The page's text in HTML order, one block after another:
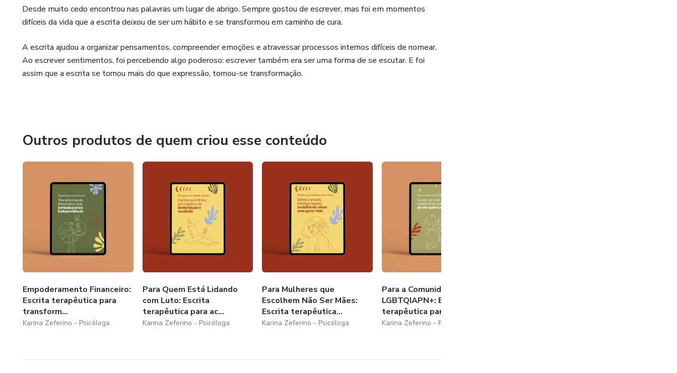
• Para momentos de mudanças
• Para quem passou por um término
• Para mulheres consideradas "boazinhas"
• Para mulheres que escolheram não ser mães
• Para a comunidade LGBTQIAPN+
• Empoderamento financeiro
• Exploração cultural e identidade
• Cura de relacionamentos tóxicos
Ideal para pessoas que desejam:
Desde muito cedo encontrou nas palavras um lugar de abrigo. Sempre gostou de escrever, mas foi em momentos
difíceis da vida que a escrita deixou de ser um hábito e se transformou em caminho de cura.
A escrita ajudou a organizar pensamentos, compreender emoções e atravessar processos internos difíceis de nomear.
Ao escrever sentimentos, foi percebendo algo poderoso: escrever também era ser uma forma de se escutar. E foi
assim que a escrita se tornou mais do que expressão, tornou-se transformação.
Outros produtos de quem criou esse conteúdo
Empoderamento Financeiro:
Escrita terapêutica para
transform...
Karina Zeferino - Psicóloga
Para Quem Está Lidando
com Luto: Escrita
terapêutica para ac...
Karina Zeferino - Psicóloga
Para Mulheres que
Escolhem Não Ser Mães:
Escrita terapêutica...
Karina Zeferino - Psicóloga
Para a Comunidade
LGBTQIAPN+: Escrita
terapêutica para explo...
Karina Zeferino - Psicóloga